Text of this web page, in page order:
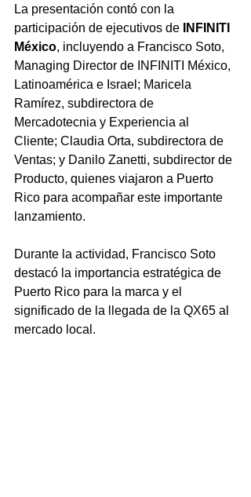
La presentación contó con la
participación de ejecutivos de INFINITI
México, incluyendo a Francisco Soto,
Managing Director de INFINITI México,
Latinoamérica e Israel; Maricela
Ramírez, subdirectora de
Mercadotecnia y Experiencia al
Cliente; Claudia Orta, subdirectora de
Ventas; y Danilo Zanetti, subdirector de
Producto, quienes viajaron a Puerto
Rico para acompañar este importante
lanzamiento.
Durante la actividad, Francisco Soto
destacó la importancia estratégica de
Puerto Rico para la marca y el
significado de la llegada de la QX65 al
mercado local.